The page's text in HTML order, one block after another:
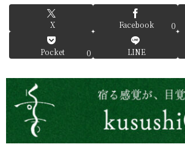
X Facebook 0
Pocket 0 LINE